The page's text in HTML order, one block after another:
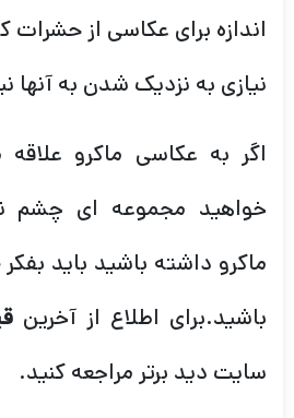
اندازه برای عکاسی از
نیازی به نزدیک شدن به آنها
اگر به عکاسی ماکرو
خواهید مجموعه ای چشم
ماکرو داشته باشید باید بفکر
باشید.برای اطلاع از آخرین
سایت دید برتر مراجعه کنید.